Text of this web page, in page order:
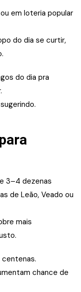
em loteria popular
do dia se curtir,
do dia pra
3–4 dezenas
de Leão, Veado ou
mais
chance de